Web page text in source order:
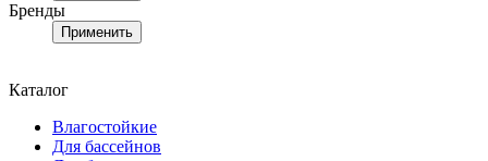
Бренды
Применить
Каталог
Влагостойкие
Для бассейнов